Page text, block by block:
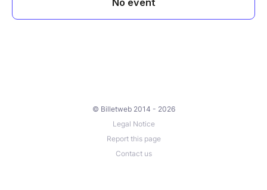
© Billetweb 2014 - 2026
Legal Notice
Report this page
Contact us